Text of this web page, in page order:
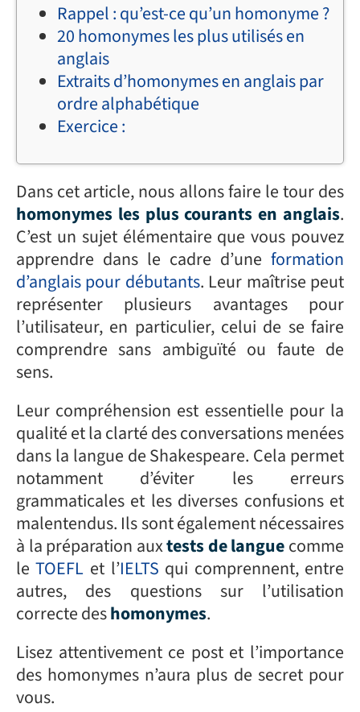
Rappel : qu’est-ce qu’un homonyme ?
20 homonymes les plus utilisés en
anglais
Extraits d’homonymes en anglais par
ordre alphabétique
Exercice :
Dans cet article, nous allons faire le tour des
homonymes les plus courants en anglais.
C’est un sujet élémentaire que vous pouvez
apprendre dans le cadre d’uneformation
d’anglais pour débutants. Leur maîtrise peut
représenter plusieurs avantages pour
l’utilisateur, en particulier, celui de se faire
comprendre sans ambiguïté ou faute de
sens.
Leur compréhension est essentielle pour la
qualité et la clarté des conversations menées
dans la langue de Shakespeare. Cela permet
notamment d’éviter les erreurs
grammaticales et les diverses confusions et
malentendus. Ils sont également nécessaires
à la préparation auxtests de languecomme
leTOEFL et l’IELTS qui comprennent, entre
autres, des questions sur l’utilisation
correcte deshomonymes.
Lisez attentivement ce post et l’importance
des homonymes n’aura plus de secret pour
vous.